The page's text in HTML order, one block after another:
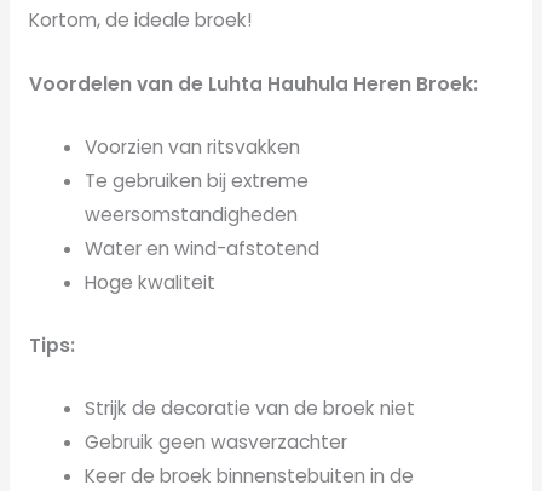
Kortom, de ideale broek!
Voordelen van de Luhta Hauhula Heren Broek:
Voorzien van ritsvakken
Te gebruiken bij extreme
weersomstandigheden
Water en wind-afstotend
Hoge kwaliteit
Tips:
Strijk de decoratie van de broek niet
Gebruik geen wasverzachter
Keer de broek binnenstebuiten in de